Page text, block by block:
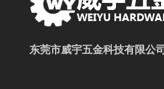
东莞市威宇五金科技有限公司